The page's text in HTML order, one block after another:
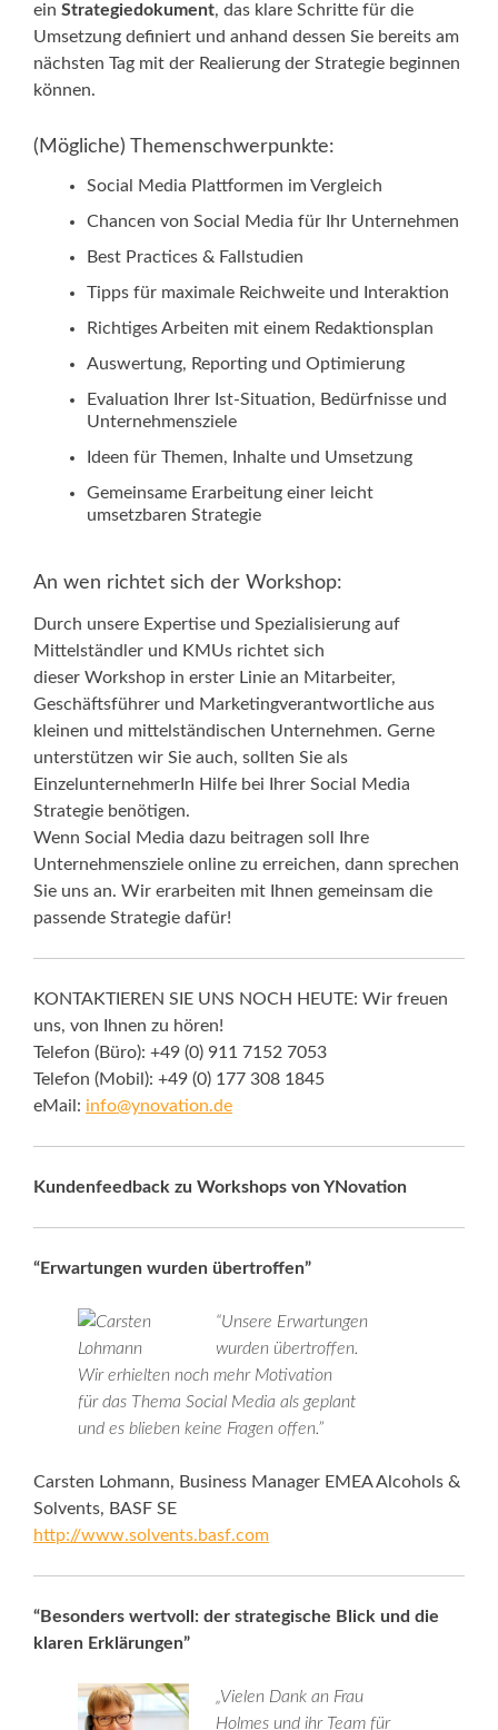
ein Strategiedokument, das klare Schritte für die
Umsetzung definiert und anhand dessen Sie bereits am
nächsten Tag mit der Realierung der Strategie beginnen
können.
(Mögliche) Themenschwerpunkte:
Social Media Plattformen im Vergleich
Chancen von Social Media für Ihr Unternehmen
Best Practices & Fallstudien
Tipps für maximale Reichweite und Interaktion
Richtiges Arbeiten mit einem Redaktionsplan
Auswertung, Reporting und Optimierung
Evaluation Ihrer Ist-Situation, Bedürfnisse und
Unternehmensziele
Ideen für Themen, Inhalte und Umsetzung
Gemeinsame Erarbeitung einer leicht
umsetzbaren Strategie
An wen richtet sich der Workshop:
Durch unsere Expertise und Spezialisierung auf
Mittelständler und KMUs richtet sich
dieser Workshop in erster Linie an Mitarbeiter,
Geschäftsführer und Marketingverantwortliche aus
kleinen und mittelständischen Unternehmen. Gerne
unterstützen wir Sie auch, sollten Sie als
EinzelunternehmerIn Hilfe bei Ihrer Social Media
Strategie benötigen.
Wenn Social Media dazu beitragen soll Ihre
Unternehmensziele online zu erreichen, dann sprechen
Sie uns an. Wir erarbeiten mit Ihnen gemeinsam die
passende Strategie dafür!
KONTAKTIEREN SIE UNS NOCH HEUTE: Wir freuen
uns, von Ihnen zu hören!
Telefon (Büro): +49 (0) 911 7152 7053
Telefon (Mobil): +49 (0) 177 308 1845
eMail: info@ynovation.de
Kundenfeedback zu Workshops von YNovation
“Erwartungen wurden übertroffen”
“Unsere Erwartungen
wurden übertroffen.
Wir erhielten noch mehr Motivation
für das Thema Social Media als geplant
und es blieben keine Fragen offen.”
Carsten Lohmann, Business Manager EMEA Alcohols &
Solvents, BASF SE
http://www.solvents.basf.com
“Besonders wertvoll: der strategische Blick und die
klaren Erklärungen”
„Vielen Dank an Frau
Holmes und ihr Team für